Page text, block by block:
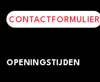
CONTACTFORMULIER
OPENINGSTIJDEN